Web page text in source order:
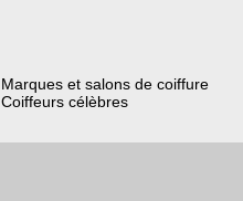
Marques et salons de coiffure
Coiffeurs célèbres